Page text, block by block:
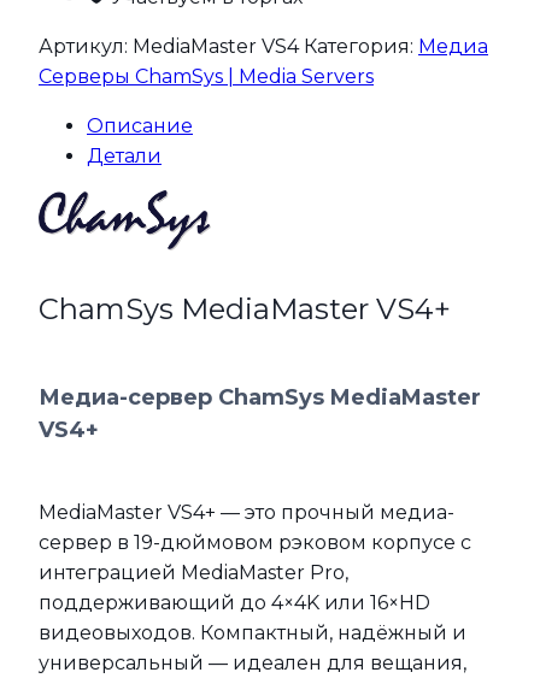
Артикул: MediaMaster VS4 Категория: Медиа
Серверы ChamSys | Media Servers
Описание
Детали
СhamSys MediaMaster VS4+
Медиа-сервер ChamSys MediaMaster
VS4+
MediaMaster VS4+ — это прочный медиа-
сервер в 19-дюймовом рэковом корпусе с
интеграцией MediaMaster Pro,
поддерживающий до 4×4K или 16×HD
видеовыходов. Компактный, надёжный и
универсальный — идеален для вещания,